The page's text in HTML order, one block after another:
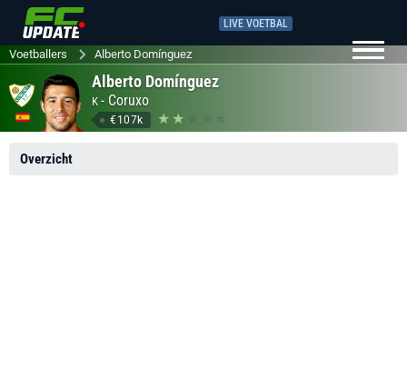
LIVE VOETBAL
Voetballers Alberto Domínguez
Alberto Domínguez
K - Coruxo
€107k
Overzicht